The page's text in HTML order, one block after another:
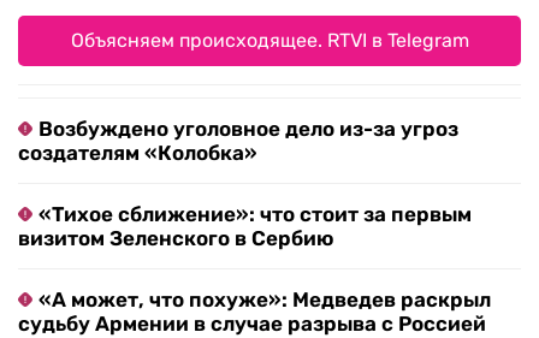
Объясняем происходящее. RTVI в Telegram
Возбуждено уголовное дело из-за угроз
создателям «Колобка»
«Тихое сближение»: что стоит за первым
визитом Зеленского в Сербию
«А может, что похуже»: Медведев раскрыл
судьбу Армении в случае разрыва с Россией